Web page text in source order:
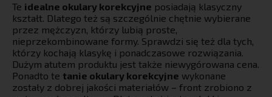
Te idealne okulary korekcyjne posiadają klasyczny
kształt. Dlatego też są szczególnie chętnie wybierane
przez mężczyzn, którzy lubią proste,
nieprzekombinowane formy. Sprawdzi się też dla tych,
którzy kochają klasykę i ponadczasowe rozwiązania.
Dużym atutem produktu jest także niewygórowana cena.
Ponadto te tanie okulary korekcyjne wykonane
zostały z dobrej jakości materiałów – front zrobiono z